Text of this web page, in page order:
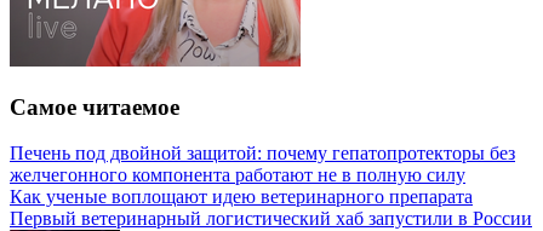
Самое читаемое
Печень под двойной защитой: почему гепатопротекторы без
желчегонного компонента работают не в полную силу
Как ученые воплощают идею ветеринарного препарата
Первый ветеринарный логистический хаб запустили в России